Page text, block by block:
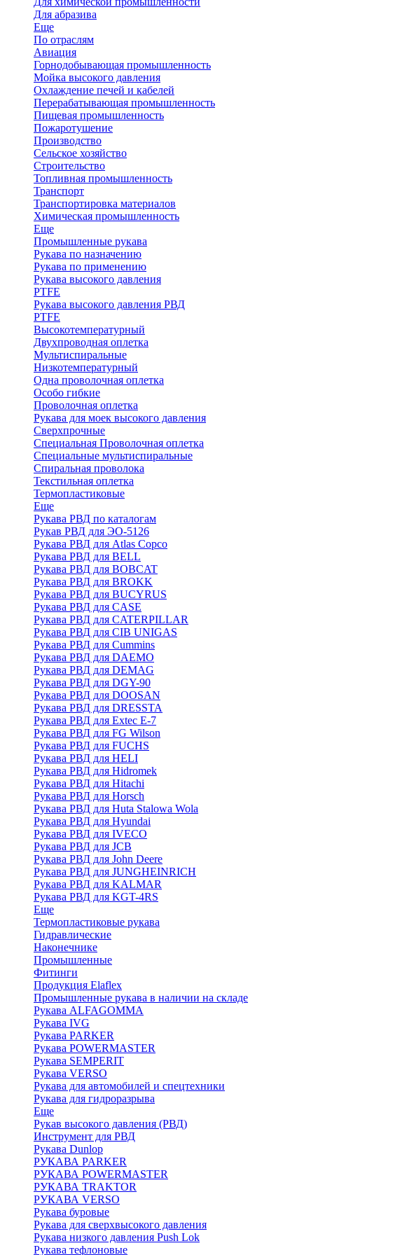
Для абразива
Еще
По отраслям
Авиация
Горнодобывающая промышленность
Мойка высокого давления
Охлаждение печей и кабелей
Перерабатывающая промышленность
Пищевая промышленность
Пожаротушение
Производство
Сельское хозяйство
Строительство
Топливная промышленность
Транспорт
Транспортировка материалов
Химическая промышленность
Еще
Промышленные рукава
Рукава по назначению
Рукава по применению
Рукава высокого давления
PTFE
Рукава высокого давления РВД
PTFE
Высокотемпературный
Двухпроводная оплетка
Мультиспиральные
Низкотемпературный
Одна проволочная оплетка
Особо гибкие
Проволочная оплетка
Рукава для моек высокого давления
Сверхпрочные
Специальная Проволочная оплетка
Специальные мультиспиральные
Спиральная проволока
Текстильная оплетка
Термопластиковые
Еще
Рукава РВД по каталогам
Рукав РВД для ЭО-5126
Рукава РВД для Atlas Copco
Рукава РВД для BELL
Рукава РВД для BOBCAT
Рукава РВД для BROKK
Рукава РВД для BUCYRUS
Рукава РВД для CASE
Рукава РВД для CATERPILLAR
Рукава РВД для CIB UNIGAS
Рукава РВД для Cummins
Рукава РВД для DAEMO
Рукава РВД для DEMAG
Рукава РВД для DGY-90
Рукава РВД для DOOSAN
Рукава РВД для DRESSTA
Рукава РВД для Extec E-7
Рукава РВД для FG Wilson
Рукава РВД для FUCHS
Рукава РВД для HELI
Рукава РВД для Hidromek
Рукава РВД для Hitachi
Рукава РВД для Horsch
Рукава РВД для Huta Stalowa Wola
Рукава РВД для Hyundai
Рукава РВД для IVECO
Рукава РВД для JCB
Рукава РВД для John Deere
Рукава РВД для JUNGHEINRICH
Рукава РВД для KALMAR
Рукава РВД для KGT-4RS
Еще
Термопластиковые рукава
Гидравлические
Наконечнике
Промышленные
Фитинги
Продукция Elaflex
Промышленные рукава в наличии на складе
Рукава ALFAGOMMA
Рукава IVG
Рукава PARKER
Рукава POWERMASTER
Рукава SEMPERIT
Рукава VERSO
Рукава для автомобилей и спецтехники
Рукава для гидроразрыва
Еще
Рукав высокого давления (РВД)
Инструмент для РВД
Рукава Dunlop
РУКАВА PARKER
РУКАВА POWERMASTER
РУКАВА TRAKTOR
РУКАВА VERSO
Рукава буровые
Рукава для сверхвысокого давления
Рукава низкого давления Push Lok
Рукава тефлоновые